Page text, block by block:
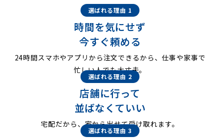
選ばれる理由 1
時間を気にせず
今すぐ頼める
24時間スマホやアプリから注文できるから、仕事や家事で
忙しい人でも大丈夫。
選ばれる理由 2
店舗に行って
並ばなくていい
宅配だから、家から出せて受け取れます。
選ばれる理由 3